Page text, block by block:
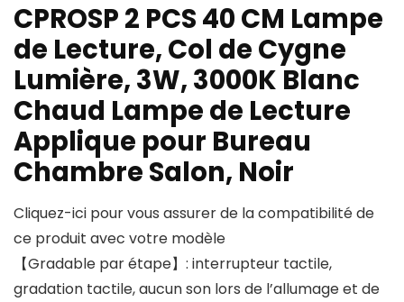
CPROSP 2 PCS 40 CM Lampe
de Lecture, Col de Cygne
Lumière, 3W, 3000K Blanc
Chaud Lampe de Lecture
Applique pour Bureau
Chambre Salon, Noir
Cliquez-ici pour vous assurer de la compatibilité de
ce produit avec votre modèle
【Gradable par étape】: interrupteur tactile,
gradation tactile, aucun son lors de l’allumage et de